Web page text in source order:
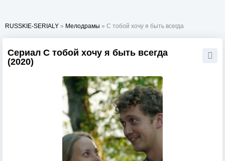
RUSSKIE-SERIALY » Мелодрамы » С тобой хочу я быть всегда
Сериал С тобой хочу я быть всегда
(2020)